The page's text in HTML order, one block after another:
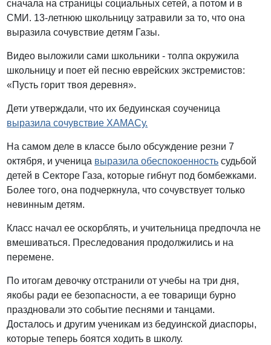
сначала на страницы социальных сетей, а потом и в
СМИ. 13-летнюю школьницу затравили за то, что она
выразила сочувствие детям Газы.
Видео выложили сами школьники - толпа окружила
школьницу и поет ей песню еврейских экстремистов:
«Пусть горит твоя деревня».
Дети утверждали, что их бедуинская соученица
выразила сочувствие ХАМАСу.
На самом деле в классе было обсуждение резни 7
октября, и ученица выразила обеспокоенность судьбой
детей в Секторе Газа, которые гибнут под бомбежками.
Более того, она подчеркнула, что сочувствует только
невинным детям.
Класс начал ее оскорблять, и учительница предпочла не
вмешиваться. Преследования продолжились и на
перемене.
По итогам девочку отстранили от учебы на три дня,
якобы ради ее безопасности, а ее товарищи бурно
праздновали это событие песнями и танцами.
Досталось и другим ученикам из бедуинской диаспоры,
которые теперь боятся ходить в школу.